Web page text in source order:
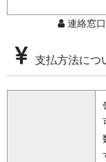
連絡窓口
支払方法につ